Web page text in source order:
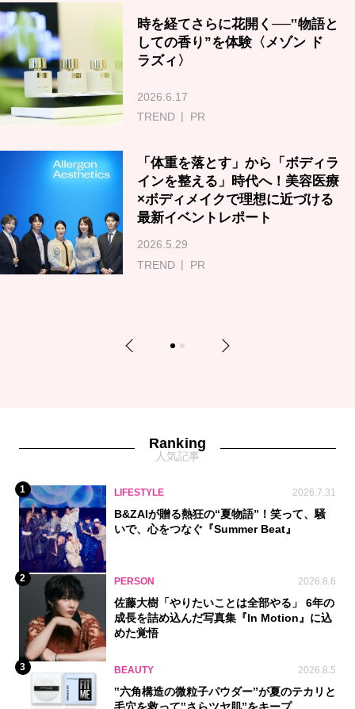
時を経てさらに花開く──‟物語と
しての香り”を体験〈メゾン ド
ラズィ〉
2026.6.17
TREND
PR
「体重を落とす」から「ボディラ
インを整える」時代へ！美容医療
×ボディメイクで理想に近づける
最新イベントレポート
2026.5.29
TREND
PR
Previous 1 2 Next
Ranking
人気記事
1 LIFESTYLE 2026.7.31
B&ZAIが贈る熱狂の“夏物語”！笑って、騒
いで、心をつなぐ『Summer Beat』
2 PERSON 2026.8.6
佐藤大樹「やりたいことは全部やる」 6年の
成長を詰め込んだ写真集『In Motion』に込
めた覚悟
3 BEAUTY 2026.8.5
‟六角構造の微粒子パウダー”が夏のテカリと